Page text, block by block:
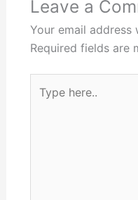
Leave a
Your email address
Required fields are
here..